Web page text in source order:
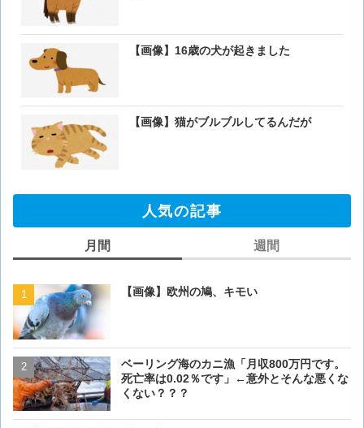
【画像】16歳の犬が起きました
【画像】猫がブルブルしてるんだが
人気の記事
月間
【画像】欧州の鳩、キモい
ベーリング海のカニ漁「月収800万円です。
死亡率は0.02％です」←意外とそんな悪くな
くない？？？
週間
【画像】欧州の鳩、キモい
【閲覧注意・画像】毛を剃
ぎるとワイ(35歳無職)の中